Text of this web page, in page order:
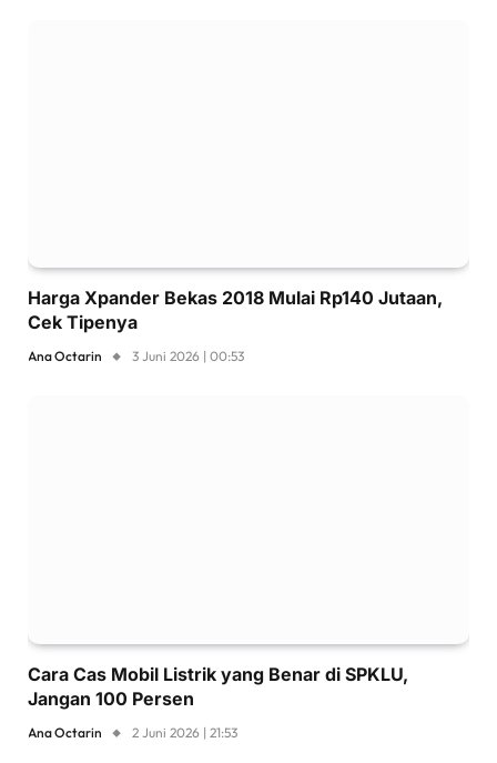
Harga Xpander Bekas 2018 Mulai Rp140 Jutaan,
Cek Tipenya
Ana Octarin 3 Juni 2026 | 00:53
Cara Cas Mobil Listrik yang Benar di SPKLU,
Jangan 100 Persen
Ana Octarin 2 Juni 2026 | 21:53